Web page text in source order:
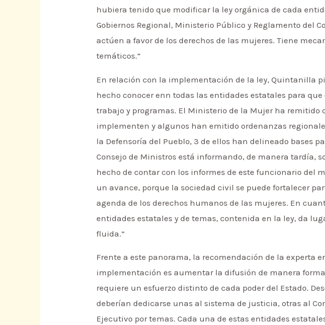
hubiera tenido que modificar la ley orgánica de cada
Gobiernos Regional, Ministerio Público y Reglamento del
actúen a favor de los derechos de las mujeres. Tiene
temáticos.”
En relación con la implementación de la ley, Quintanilla
hecho conocer enn todas las entidades estatales para
trabajo y programas. El Ministerio de la Mujer ha remitido
implementen y algunos han emitido ordenanzas
la Defensoría del Pueblo, 3 de ellos han delineado bases
Consejo de Ministros está informando, de manera tardía,
hecho de contar con los informes de este funcionario del
un avance, porque la sociedad civil se puede fortalecer
agenda de los derechos humanos de las mujeres. En
entidades estatales y de temas, contenida en la ley, da
fluida.”
Frente a este panorama, la recomendación de la experta
implementación es aumentar la difusión de manera
requiere un esfuerzo distinto de cada poder del Estado.
deberían dedicarse unas al sistema de justicia, otras al
Ejecutivo por temas. Cada una de estas entidades